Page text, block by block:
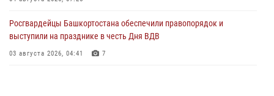
Росгвардейцы Башкортостана обеспечили правопорядок и
выступили на празднике в честь Дня ВДВ
03 августа 2026, 04:41 7